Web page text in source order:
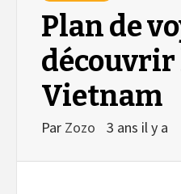
Plan de
découvrir
Vietnam
Par Zozo 3 ans il y a